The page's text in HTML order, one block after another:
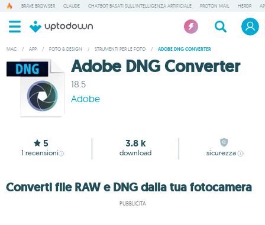
BRAVE BROWSER CLAUDE CHATBOT BASATI SULL'INTELLIGENZA ARTIFICIALE PROTON MAIL HERDR
MAC / APP / FOTO & DESIGN / STRUMENTI PER LE FOTO / ADOBE DNG CONVERTER
Adobe DNG Converter
18.5
Adobe
5
1 recensioni
3.8 k
download sicurezza
Converti file RAW e DNG dalla tua fotocamera
PUBBLICITÀ